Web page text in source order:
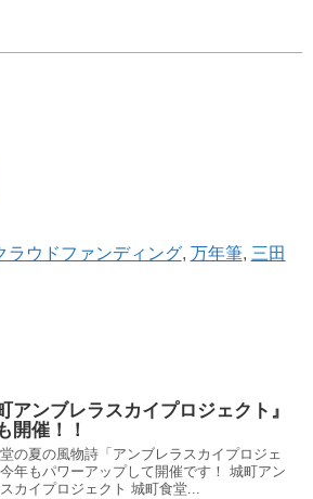
ラウドファンディング, 万年筆, 三田
アンブレラスカイプロジェクト』
開催！！
の夏の風物詩「アンブレラスカイプロジェ
年もパワーアップして開催です！ 城町アン
カイプロジェクト 城町食堂...